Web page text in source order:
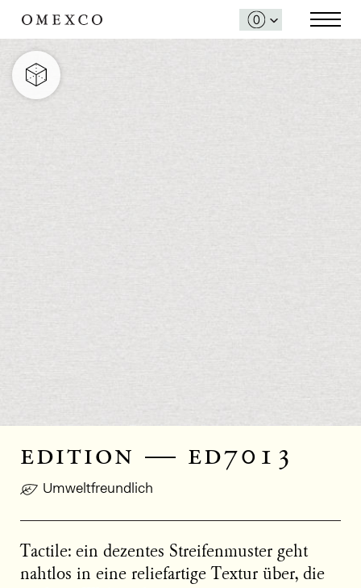
edition — ed7013
Umweltfreundlich
Tactile: ein dezentes Streifenmuster geht
nahtlos in eine reliefartige Textur über, die